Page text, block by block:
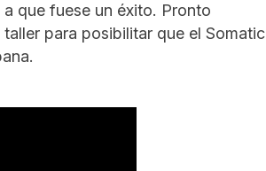
que fuese un éxito. Pronto
para posibilitar que el Somatic